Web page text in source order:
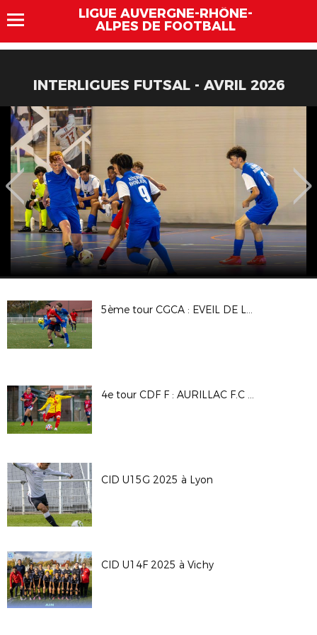
LIGUE AUVERGNE-RHÔNE-
ALPES DE FOOTBALL
INTERLIGUES FUTSAL - AVRIL 2026
5ème tour CGCA : EVEIL DE LYON - DAVEZIEUX VIDALON
4e tour CDF F : AURILLAC F.C - A.S SAINT PRIEST
CID U15G 2025 à Lyon
CID U14F 2025 à Vichy